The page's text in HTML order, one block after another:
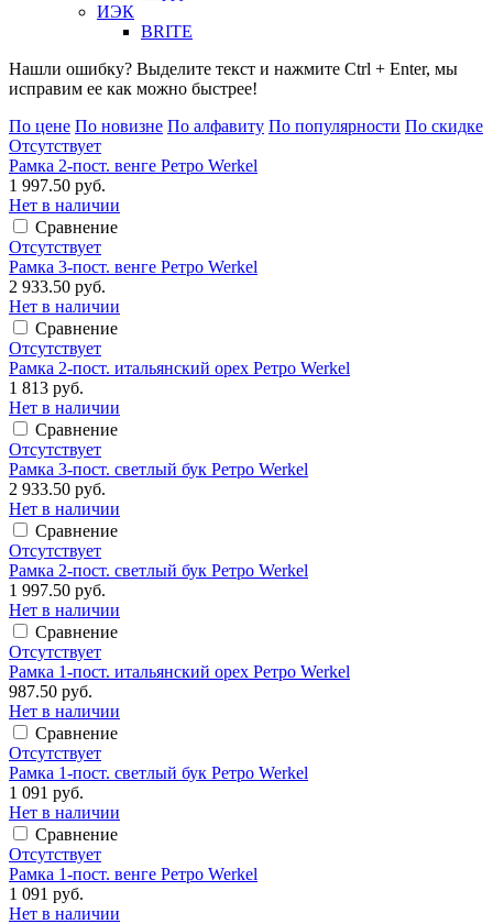
ИЭК
BRITE
Нашли ошибку? Выделите текст и нажмите Ctrl + Enter, мы
исправим ее как можно быстрее!
По цене По новизне По алфавиту По популярности По скидке
Отсутствует
Рамка 2-пост. венге Ретро Werkel
1 997.50 руб.
Нет в наличии
Сравнение
Отсутствует
Рамка 3-пост. венге Ретро Werkel
2 933.50 руб.
Нет в наличии
Сравнение
Отсутствует
Рамка 2-пост. итальянский орех Ретро Werkel
1 813 руб.
Нет в наличии
Сравнение
Отсутствует
Рамка 3-пост. светлый бук Ретро Werkel
2 933.50 руб.
Нет в наличии
Сравнение
Отсутствует
Рамка 2-пост. светлый бук Ретро Werkel
1 997.50 руб.
Нет в наличии
Сравнение
Отсутствует
Рамка 1-пост. итальянский орех Ретро Werkel
987.50 руб.
Нет в наличии
Сравнение
Отсутствует
Рамка 1-пост. светлый бук Ретро Werkel
1 091 руб.
Нет в наличии
Сравнение
Отсутствует
Рамка 1-пост. венге Ретро Werkel
1 091 руб.
Нет в наличии